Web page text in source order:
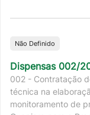
Não Definido
Dispensas 002/
002 - Contratação
técnica na
monitoramento de